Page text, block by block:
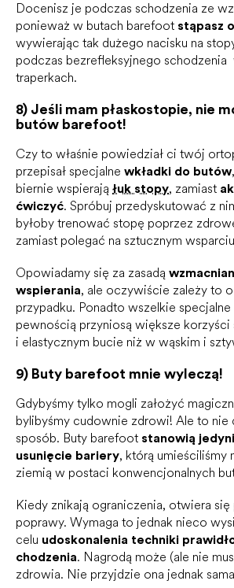
Docenisz je podczas schodzenia ze
ponieważ w butach barefoot stąpasz
wywierając tak dużego nacisku na
podczas bezrefleksyjnego schodzenia
traperkach.
8) Jeśli mam płaskostopie, nie
butów barefoot!
Czy to właśnie powiedział ci twój
przepisał specjalne wkładki do butów
biernie wspierają łuk stopy, zamiast
ćwiczyć. Spróbuj przedyskutować z
byłoby trenować stopę poprzez
zamiast polegać na sztucznym
Opowiadamy się za zasadą
wspierania, ale oczywiście zależy to
przypadku. Ponadto wszelkie specjalne
pewnością przyniosą większe
i elastycznym bucie niż w wąskim i
9) Buty barefoot mnie wyleczą!
Gdybyśmy tylko mogli założyć
bylibyśmy cudownie zdrowi! Ale to nie
sposób. Buty barefoot stanowią
usunięcie bariery, którą umieściliśmy
ziemią w postaci konwencjonalnych
Kiedy znikają ograniczenia, otwiera się
poprawy. Wymaga to jednak nieco
celu udoskonalenia techniki
chodzenia. Nagrodą może (ale nie
zdrowia. Nie przyjdzie ona jednak